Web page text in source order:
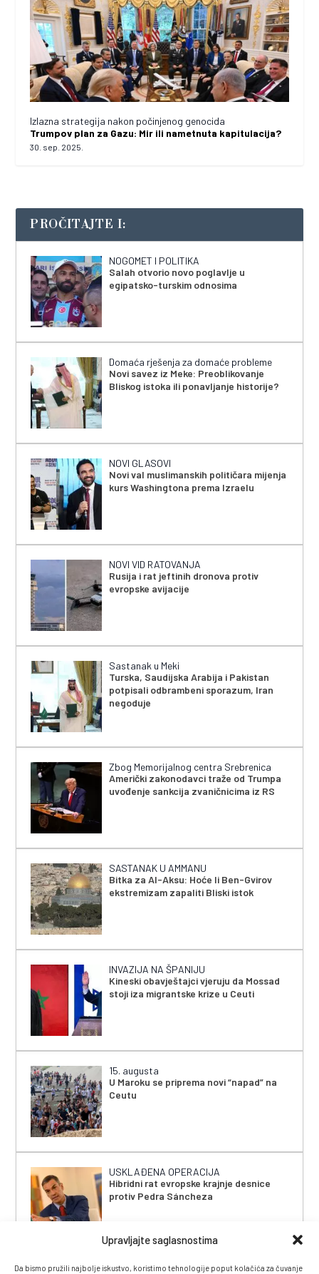
Upravljajte saglasnostima
Da bismo pružili najbolje iskustvo, koristimo tehnologije poput kolačića za čuvanje
Izlazna strategija nakon počinjenog genocida
Trumpov plan za Gazu: Mir ili nametnuta kapitulacija?
30. sep. 2025.
PROČITAJTE I:
NOGOMET I POLITIKA
Salah otvorio novo poglavlje u
egipatsko-turskim odnosima
Domaća rješenja za domaće probleme
Novi savez iz Meke: Preoblikovanje
Bliskog istoka ili ponavljanje historije?
NOVI GLASOVI
Novi val muslimanskih političara mijenja
kurs Washingtona prema Izraelu
NOVI VID RATOVANJA
Rusija i rat jeftinih dronova protiv
evropske avijacije
Sastanak u Meki
Turska, Saudijska Arabija i Pakistan
potpisali odbrambeni sporazum, Iran
negoduje
Zbog Memorijalnog centra Srebrenica
Američki zakonodavci traže od Trumpa
uvođenje sankcija zvaničnicima iz RS
SASTANAK U AMMANU
Bitka za Al-Aksu: Hoće li Ben-Gvirov
ekstremizam zapaliti Bliski istok
INVAZIJA NA ŠPANIJU
Kineski obavještajci vjeruju da Mossad
stoji iza migrantske krize u Ceuti
15. augusta
U Maroku se priprema novi “napad” na
Ceutu
USKLAĐENA OPERACIJA
Hibridni rat evropske krajnje desnice
protiv Pedra Sáncheza